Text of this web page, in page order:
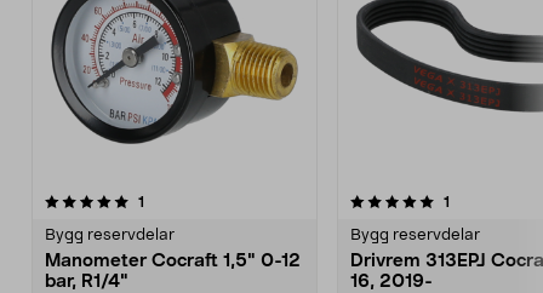
1
Bygg reservdelar
Manometer Cocraft 1,5" 0-12
bar, R1/4"
5.0av 5 stjärnor 1
Bygg reservdelar
Drivrem 313EPJ
16, 2019-
0.0 av 5 stjärnor